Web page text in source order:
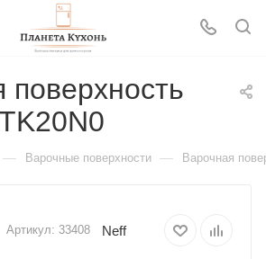
поверхность
— Варочные поверхности — Варочная
Артикул: 33408 Neff